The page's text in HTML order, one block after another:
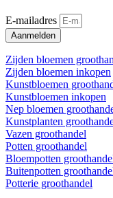
E-mailadres
Aanmelden
Zijden bloemen
Zijden bloemen inkopen
Kunstbloemen
Kunstbloemen inkopen
Nep bloemen
Kunstplanten
Vazen groothandel
Potten groothandel
Bloempotten
Buitenpotten
Potterie groothandel